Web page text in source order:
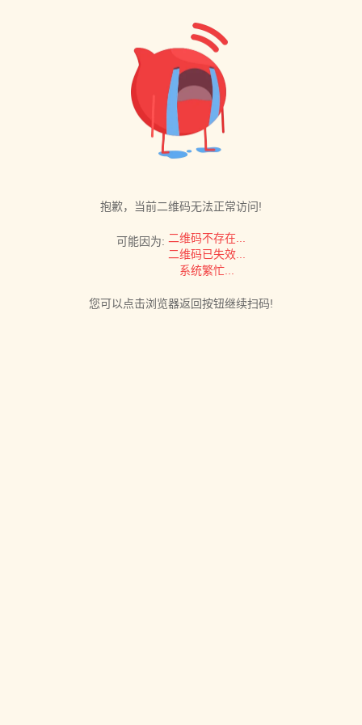
抱歉，当前二维码无法正常访问!
可能因为: 二维码不存在...
二维码已失效...
系统繁忙...
您可以点击浏览器返回按钮继续扫码!